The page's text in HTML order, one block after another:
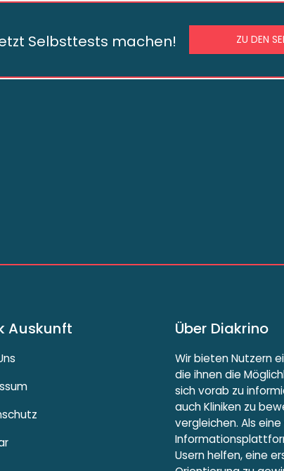
Selbsttests machen! ZU DEN
Auskunft Über Diakrino
Wir bieten Nutzern
die ihnen die
sich vorab zu
auch Kliniken zu
vergleichen. Als
Usern helfen, eine